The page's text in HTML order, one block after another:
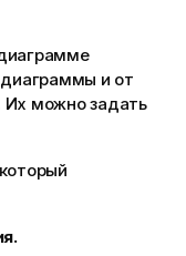
диаграммы и от
Их можно задать